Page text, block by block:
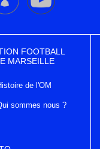
FOOTBALL
MARSEILLE
de l'OM
sommes nous ?